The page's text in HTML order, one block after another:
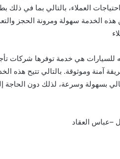
العملاء، بالتالي بما في ذلك
الخدمة سهولة ومرونة الحجز
للسيارات هي خدمة توفرها شركات
آمنة وموثوقة. بالتالي تتيح هذه
بسهولة وسرعة، لذلك دون الحاجة
–عباس العقاد